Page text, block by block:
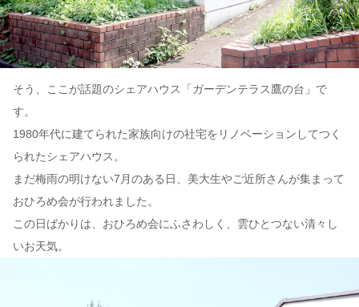
そう、ここが話題のシェアハウス「ガーデンテラス鷹の台」で
す。
1980年代に建てられた家族向けの社宅をリノベーションしてつく
られたシェアハウス。
まだ梅雨の明けない7月のある日、美大生やご近所さんが集まって
おひろめ会が行われました。
この日ばかりは、おひろめ会にふさわしく、雲ひとつない清々し
いお天気。